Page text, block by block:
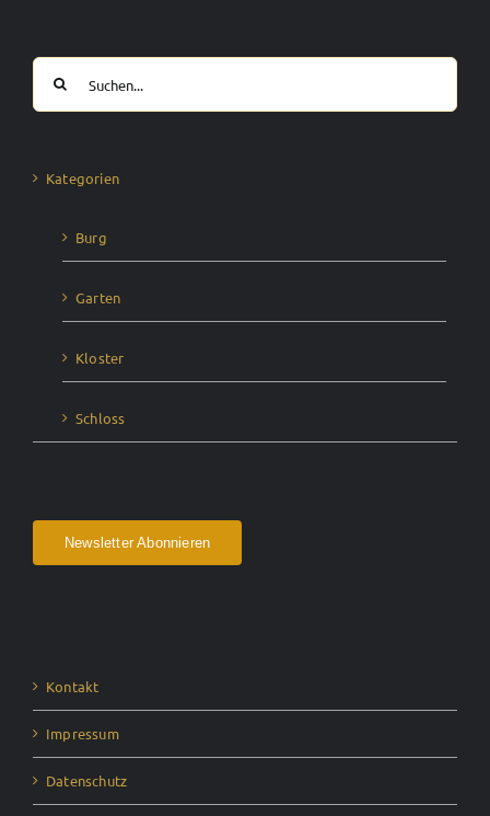
Suche
nach:
Kategorien
Burg
Garten
Kloster
Schloss
Newsletter Abonnieren
Kontakt
Impressum
Datenschutz